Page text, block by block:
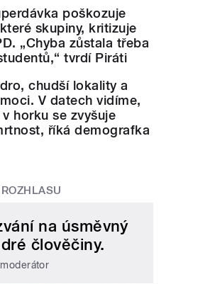
poškozuje
skupiny, kritizuje
„Chyba zůstala třeba
tvrdí Piráti
chudší lokality a
V datech vidíme,
v horku se zvyšuje
říká demografka
na úsměvný
člověčiny.